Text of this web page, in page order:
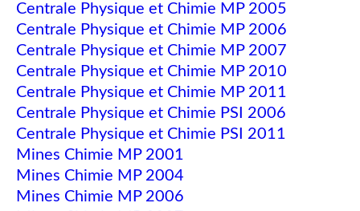
Centrale Physique et Chimie MP 2005
Centrale Physique et Chimie MP 2006
Centrale Physique et Chimie MP 2007
Centrale Physique et Chimie MP 2010
Centrale Physique et Chimie MP 2011
Centrale Physique et Chimie PSI 2006
Centrale Physique et Chimie PSI 2011
Mines Chimie MP 2001
Mines Chimie MP 2004
Mines Chimie MP 2006